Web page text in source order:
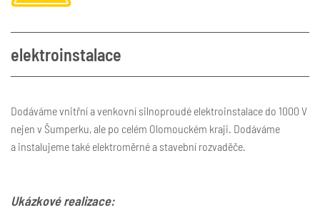
elektroinstalace
Dodáváme vnitřní a venkovní silnoproudé elektroinstalace do 1000 V
nejen v Šumperku, ale po celém Olomouckém kraji. Dodáváme
a instalujeme také elektroměrné a stavební rozvaděče.
Ukázkové realizace: